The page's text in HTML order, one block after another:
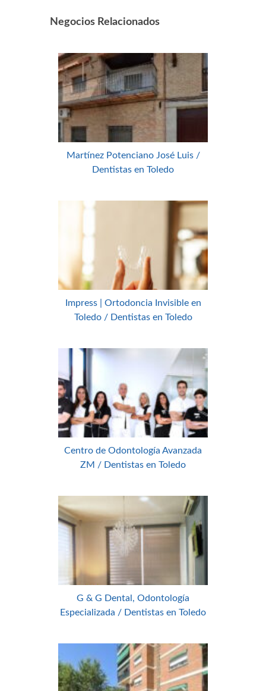
Negocios Relacionados
Martínez Potenciano José Luis /
Dentistas en Toledo
Impress | Ortodoncia Invisible en
Toledo / Dentistas en Toledo
Centro de Odontología Avanzada
ZM / Dentistas en Toledo
G & G Dental, Odontología
Especializada / Dentistas en Toledo